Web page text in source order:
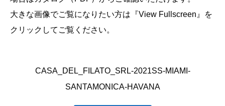
大きな画像でご覧になりたい方は『View Fullscreen』を
クリックしてご覧ください。
CASA_DEL_FILATO_SRL-2021SS-MIAMI-
SANTAMONICA-HAVANA